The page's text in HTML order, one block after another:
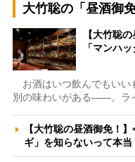
大竹聡の「昼酒御免
【大竹聡
「マンハ
お酒はいつ飲んでもいい
別の味わいがある――。ラ
【大竹聡の昼酒御免！
ギ」を知らないって本